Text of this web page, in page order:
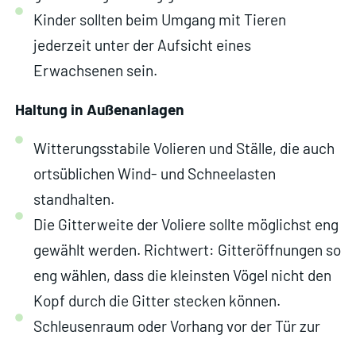
Kinder sollten beim Umgang mit Tieren
jederzeit unter der Aufsicht eines
Erwachsenen sein.
Haltung in Außenanlagen
Witterungsstabile Volieren und Ställe, die auch
ortsüblichen Wind- und Schneelasten
standhalten.
Die Gitterweite der Voliere sollte möglichst eng
gewählt werden. Richtwert: Gitteröffnungen so
eng wählen, dass die kleinsten Vögel nicht den
Kopf durch die Gitter stecken können.
Schleusenraum oder Vorhang vor der Tür zur